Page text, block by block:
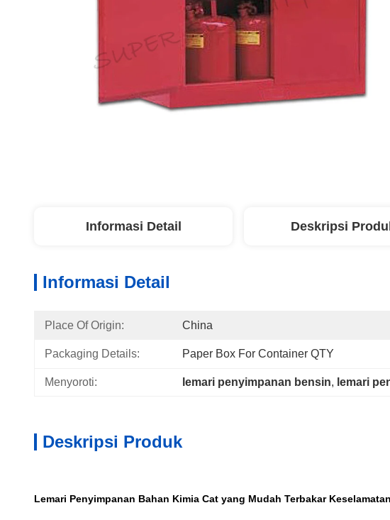
Informasi Detail Deskripsi
Informasi Detail
Place Of Origin: China
Packaging Details: Paper Box For Container QTY
Menyoroti: lemari penyimpanan bensin, lemari
Deskripsi Produk
Lemari Penyimpanan Bahan Kimia Cat yang Mudah Terbakar